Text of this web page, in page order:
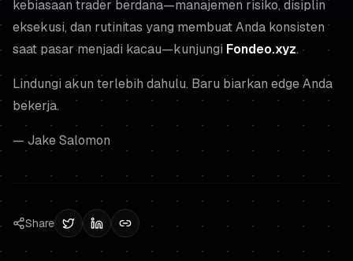
kebiasaan trader berdana—manajemen risiko, disiplin
eksekusi, dan rutinitas yang membuat Anda konsisten
saat pasar menjadi kacau—kunjungi Fondeo.xyz.
Lindungi akun terlebih dahulu. Baru biarkan edge Anda
bekerja.
— Jake Salomon
Share